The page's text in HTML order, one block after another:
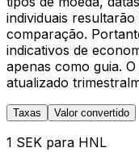
individuais
comparação.
indicativos de
apenas como guia.
atualizado
Taxas Valor convertido
1 SEK para HNL